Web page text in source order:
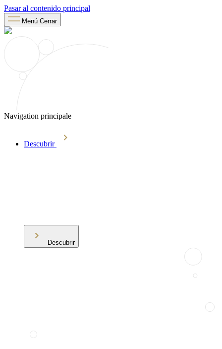
Pasar al contenido principal
Menú Cerrar
Navigation principale
Descubrir
Descubrir